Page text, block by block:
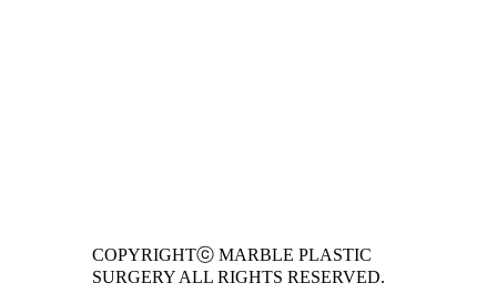
COPYRIGHTⓒ MARBLE PLASTIC
SURGERY ALL RIGHTS RESERVED.